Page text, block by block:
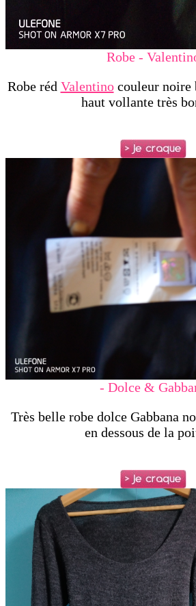
Robe -
Robe réd Valentinocouleur noire
haut vollante très
- Dolce &
Très belle robe dolce Gabbana
en dessous de la